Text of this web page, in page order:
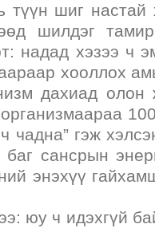
түүн шиг настай
шилдэг
надад хэзээ ч
хооллох
дахиад олон
чадна” гэж
сансрын
энэхүү
юу ч идэхгүй